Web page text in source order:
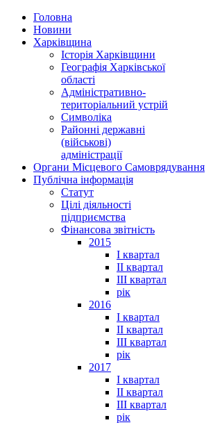
Головна
Новини
Харківщина
Історія Харківщини
Географія Харківської
області
Адміністративно-
територіальний устрій
Символіка
Районні державні
(військові)
адміністрації
Органи Місцевого Самоврядування
Публічна інформація
Статут
Цілі діяльності
підприємства
Фінансова звітність
2015
I квартал
II квартал
III квартал
рік
2016
I квартал
II квартал
III квартал
рік
2017
I квартал
II квартал
III квартал
рік